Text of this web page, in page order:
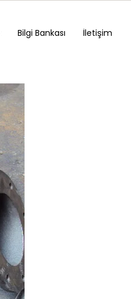
Bilgi Bankası İletişim